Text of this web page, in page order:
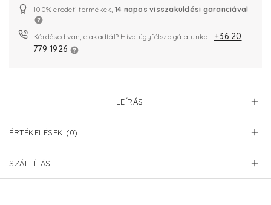
100% eredeti termékek, 14 napos visszaküldési garanciával
Kérdésed van, elakadtál? Hívd ügyfélszolgálatunkat: +36 20
779 1926
LEÍRÁS
ÉRTÉKELÉSEK (0)
SZÁLLÍTÁS